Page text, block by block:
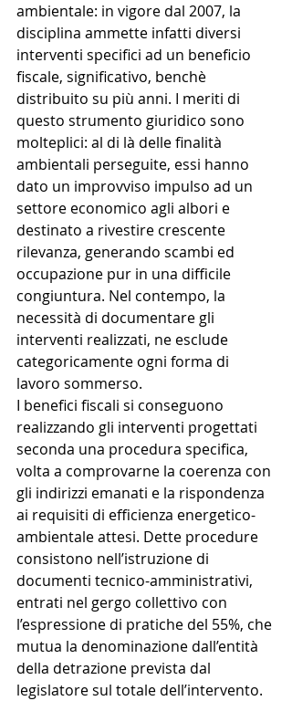
ambientale: in vigore dal 2007, la
disciplina ammette infatti diversi
interventi specifici ad un beneficio
fiscale, significativo, benchè
distribuito su più anni. I meriti di
questo strumento giuridico sono
molteplici: al di là delle finalità
ambientali perseguite, essi hanno
dato un improvviso impulso ad un
settore economico agli albori e
destinato a rivestire crescente
rilevanza, generando scambi ed
occupazione pur in una difficile
congiuntura. Nel contempo, la
necessità di documentare gli
interventi realizzati, ne esclude
categoricamente ogni forma di
lavoro sommerso.
I benefici fiscali si conseguono
realizzando gli interventi progettati
seconda una procedura specifica,
volta a comprovarne la coerenza con
gli indirizzi emanati e la rispondenza
ai requisiti di efficienza energetico-
ambientale attesi. Dette procedure
consistono nell’istruzione di
documenti tecnico-amministrativi,
entrati nel gergo collettivo con
l’espressione di pratiche del 55%, che
mutua la denominazione dall’entità
della detrazione prevista dal
legislatore sul totale dell’intervento.